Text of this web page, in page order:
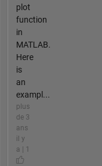
plot
function
in
MATLAB.
Here
is
an
exampl...
plus
de 3
ans
il y
a | 1